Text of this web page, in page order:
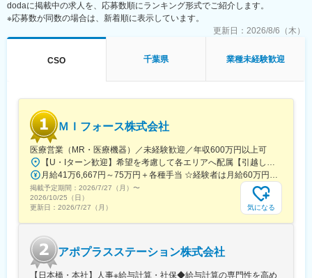
（4）甲信越：新潟・長野・山梨
（5）東海：愛知・岐阜・三重・静岡
（8）中国：岡山・広島・山口・島根・鳥取
（10）九州：福岡・大分・宮崎・鹿児島・熊本・佐賀・長崎・沖
変更の範囲：会社の定める業務
＼＼求人のポイント／／
◎未経験から医療業界へ｜大手製薬会社のプロジェクトで働ける
◎3ヶ月研修＋OJTでゼロから育成｜専門性の高いキャリア形成
◎異業種出身者（営業、接客、旅行・ホテル、介護、公務員、教
■入社後の流れ
▽約3ヶ月の研修（医療知識・業務理解）
▽現場配属（4ヶ月目～）※マネージャーなど周囲のサポートを受
けながら実務習得
▽キャリア形成（MR経験者スペシャリスト・管理職や本社管理職
へのキャリアアップ＆キャリアチェンジの可能性アリ）
■充実した研修制度
・入社後3ヶ月は研修に専念（基礎から習得）
・全員未経験入社！同期とスタートできる環境
■手厚い福利厚生
・外勤手当（1日1,500円）
dodaに掲載中の求人を、応募数順にランキング形式でご紹介します。
※応募数が同数の場合は、新着順に表示しています。
更新日： 2026/8/6（木）
CSO 千葉県 業種未経験歓迎
ＭＩフォース株式会社
医療営業（MR・医療機器）／未経験歓迎／年収600万円以上可
【U・Iターン歓迎】希望を考慮して各エリアへ配属【引越し代は会社全額負担】■本社 東京都中央区築地1-13-1 銀座松竹スクエア9F■勤務エリア：（1）北海道：北海道（2）東北：青森・秋田・岩手・山形・宮城・福島（3）関東：東京・神奈川・千葉・埼玉・茨城・栃木・群馬（4）甲信越：新潟・長野・山梨（5）東海：愛知・岐阜・三重・静岡（6）北陸：富山・石川・福井（7）近畿：大阪・京都・滋賀・奈良・和歌山・兵庫（8）中国：岡山・広島・山口・島根・鳥取（9）四国：香川・徳島・高知・愛媛（10）九州：福岡・大分・宮崎・鹿児島・熊本・佐賀・長崎・沖縄※勤務地限定～全国転勤（規定あり）の選択可能※配属エリアは希望を考慮して決定いたします。希望範囲外への転勤はありません。※変更の範囲：会社の定める事業所（リモートワーク含む）
月給41万6,667円～75万円＋各種手当 ☆経験者は月給60万円以上！・・・・・・■未経験者：月給41万6,667円～＋各種手当※上記には固定残業代（7万9,114円～／30時間分）を含みます。※超過分は別途全額支給いたします。◎手当を含めれば初年度から年収600万円以上も可能！・・・・・・■経験者：月給60万円～75万円＋各種手当※上記には固定残業代（11万760円～／30時間分）を含みます。※超過分は別途全額支給いたします。＜年収例＞◎初年度年収は700万円以上！◎最大年収900万円以上も目指せる♪・・・・・・＼社員の年収例／ 800万円／36歳（入社3年） 860万円／42歳（入社4年） 920万円／45歳（入社6年） ※諸手当含む
掲載予定期間： 2026/7/27（月） 〜
2026/10/25（日）
更新日： 2026/7/27（月） 気になる
アポプラスステーション株式会社
【日本橋・本社】人事※給与計算・社保◆給与計算の専門性を高め